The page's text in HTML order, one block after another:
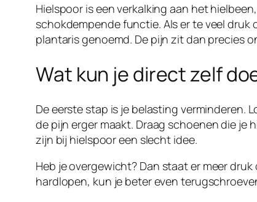
Hielspoor is een verkalking aan het
schokdempende functie. Als er te veel
plantaris genoemd. De pijn zit dan precies
Wat kun je direct zelf
De eerste stap is je belasting verminderen.
de pijn erger maakt. Draag schoenen die
zijn bij hielspoor een slecht idee.
Heb je overgewicht? Dan staat er meer
hardlopen, kun je beter even